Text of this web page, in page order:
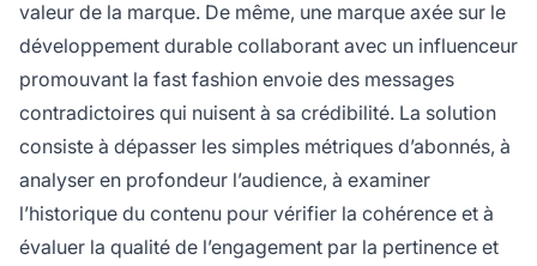
valeur de la marque. De même, une marque axée sur le
développement durable collaborant avec un influenceur
promouvant la fast fashion envoie des messages
contradictoires qui nuisent à sa crédibilité. La solution
consiste à dépasser les simples métriques d’abonnés, à
analyser en profondeur l’audience, à examiner
l’historique du contenu pour vérifier la cohérence et à
évaluer la qualité de l’engagement par la pertinence et